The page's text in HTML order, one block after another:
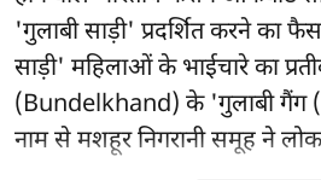
'गुलाबी साड़ी' प्रदर्शित करने का
साड़ी' महिलाओं के भाईचारे का
(Bundelkhand) के 'गुलाबी
नाम से मशहूर निगरानी समूह ने